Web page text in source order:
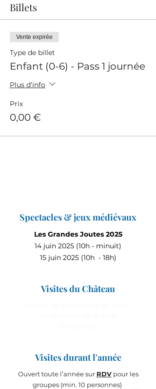
Billets
Vente expirée
Type de billet
Enfant (0-6) - Pass 1 journée
Plus d'info
Prix
0,00 €
Spectacles & jeux médiévaux
Les Grandes Joutes 2025
14 juin 2025 (10h - minuit)
15 juin 2025 (10h - 18h)
Visites du Château
Visites durant l'année
Ouvert toute l’année sur RDVpour les
groupes (min. 10 personnes)